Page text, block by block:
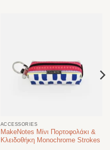
ACCESSORIES
MakeNotes Μίνι Πορτοφολάκι &
Κλειδοθήκη Monochrome Strokes